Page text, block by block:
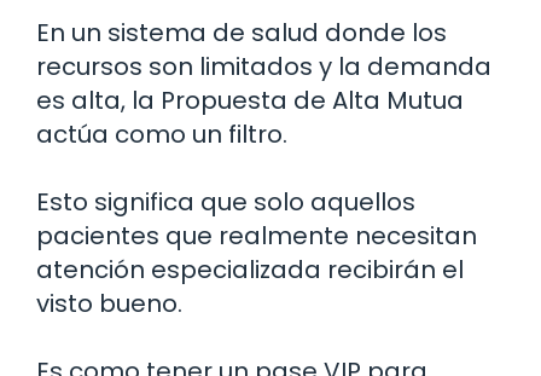
En un sistema de salud donde los
recursos son limitados y la demanda
es alta, la Propuesta de Alta Mutua
actúa como un filtro.
Esto significa que solo aquellos
pacientes que realmente necesitan
atención especializada recibirán el
visto bueno.